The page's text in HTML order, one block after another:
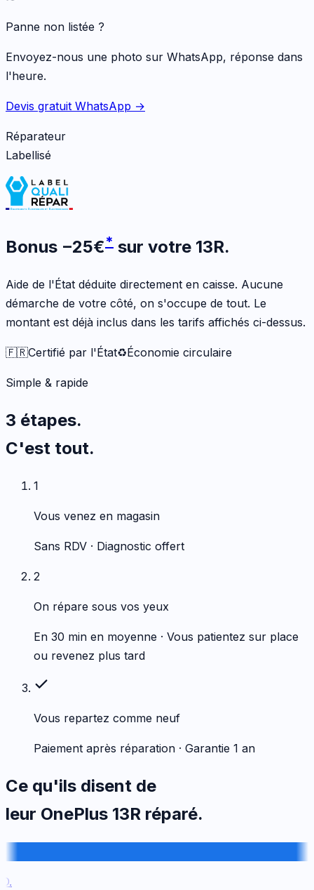
Panne non listée ?
Envoyez-nous une photo sur WhatsApp, réponse dans
l'heure.
Devis gratuit WhatsApp →
Réparateur
Labellisé
Bonus −25€* sur votre 13R.
Aide de l'État déduite directement en caisse. Aucune
démarche de votre côté, on s'occupe de tout. Le
montant est déjà inclus dans les tarifs affichés ci-dessus.
🇫🇷Certifié par l'État♻️Économie circulaire
Simple & rapide
3 étapes.
C'est tout.
1
Vous venez en magasin
Sans RDV · Diagnostic offert
2
On répare sous vos yeux
En 30 min en moyenne · Vous patientez sur place
ou revenez plus tard
Vous repartez comme neuf
Paiement après réparation · Garantie 1 an
Ce qu'ils disent de
leur OnePlus 13R réparé.